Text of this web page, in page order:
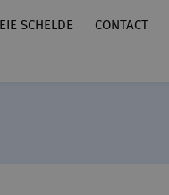
SCHELDE CONTACT